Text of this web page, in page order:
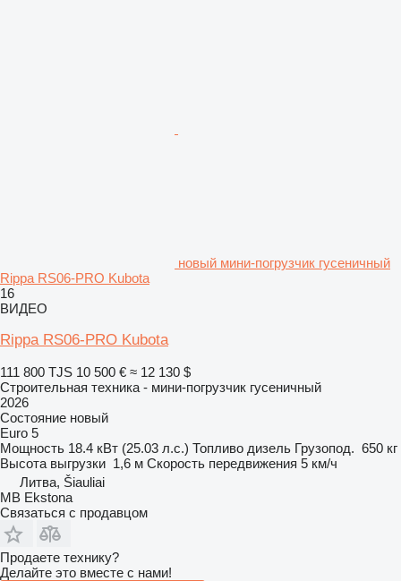
новый мини-погрузчик гусеничный
Rippa RS06-PRO Kubota
16
ВИДЕО
Rippa RS06-PRO Kubota
111 800 TJS 10 500 € ≈ 12 130 $
Строительная техника - мини-погрузчик гусеничный
2026
Состояние новый
Euro 5
Мощность 18.4 кВт (25.03 л.с.) Топливо дизель Грузопод. 650 кг
Высота выгрузки 1,6 м Скорость передвижения 5 км/ч
Литва, Šiauliai
MB Ekstona
Связаться с продавцом
Продаете технику?
Делайте это вместе с нами!